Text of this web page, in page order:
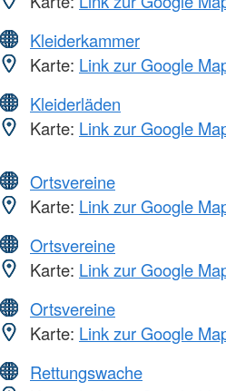
Kleiderkammer
Karte: Link zur Google
Kleiderläden
Karte: Link zur Google
Ortsvereine
Karte: Link zur Google
Ortsvereine
Karte: Link zur Google
Ortsvereine
Karte: Link zur Google
Rettungswache